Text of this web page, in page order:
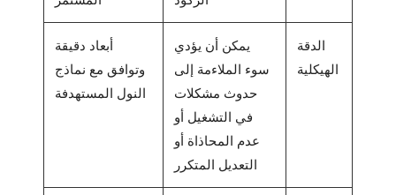
الدقة
الهيكلية
يمكن أن يؤدي
سوء الملاءمة إلى
حدوث مشكلات
في التشغيل أو
عدم المحاذاة أو
التعديل المتكرر
أبعاد دقيقة
وتوافق مع نماذج
النول المستهدفة